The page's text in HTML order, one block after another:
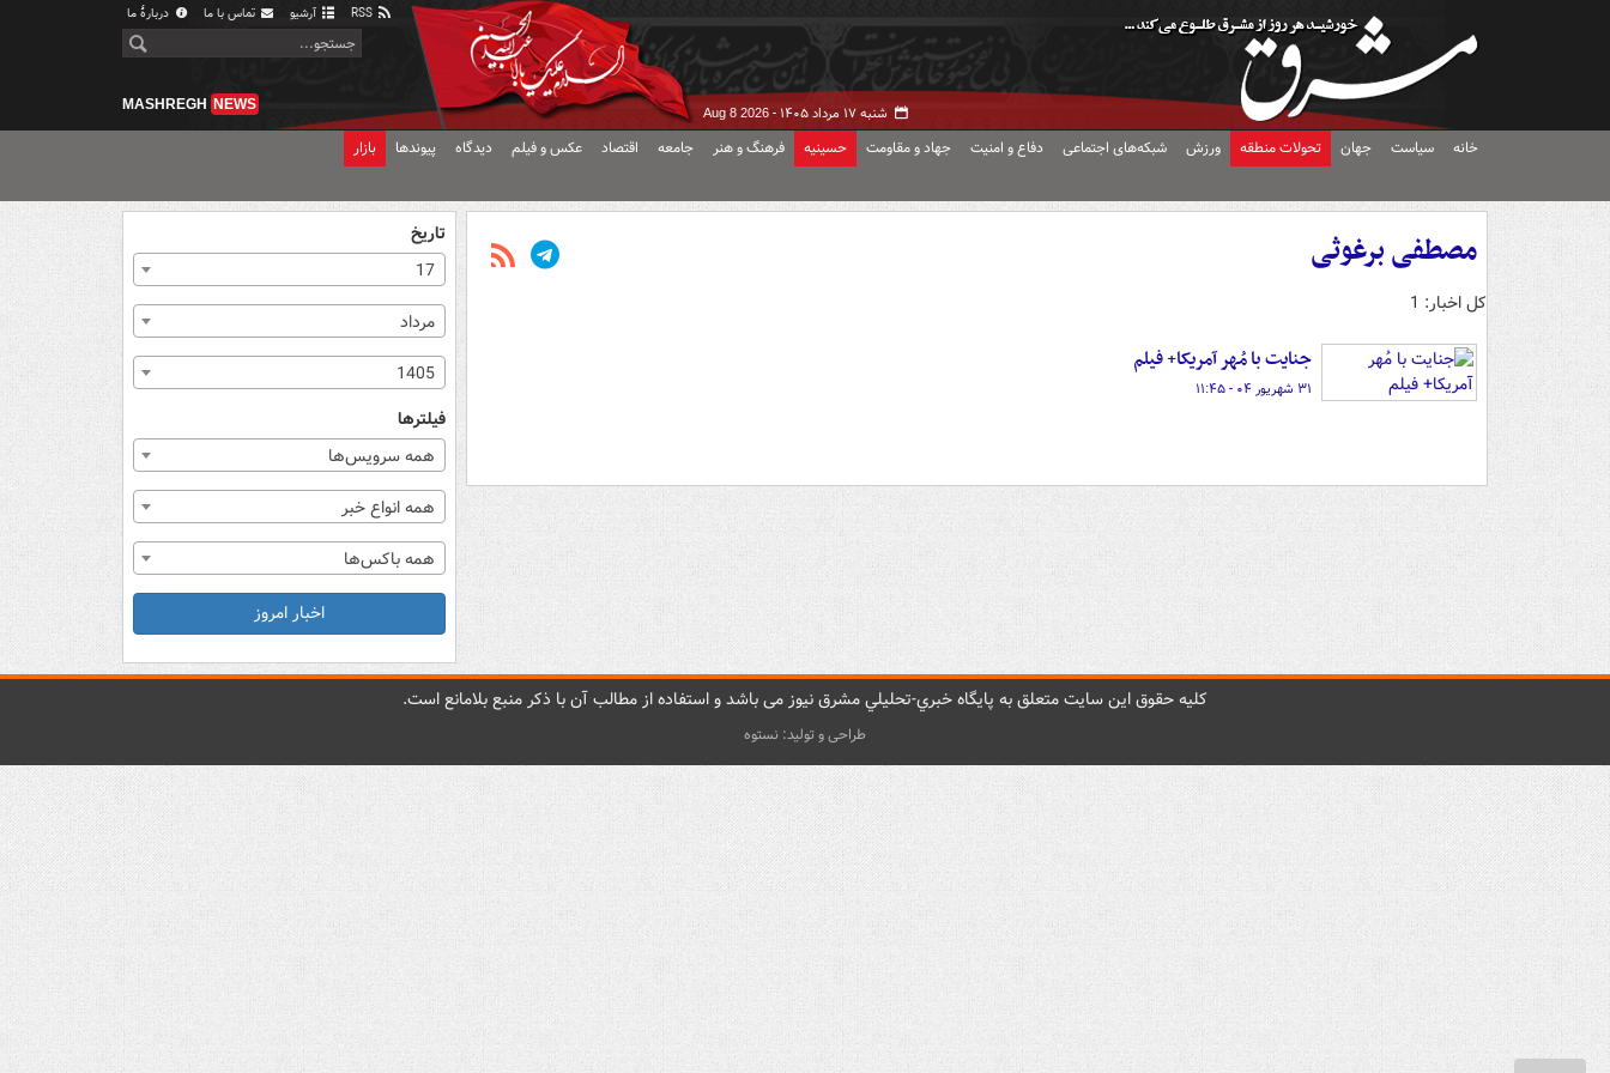
آرشیو تماس با ما دربارهٔ ما
شنبه ۱۷ مرداد ۱۴۰۵ - Aug 8 2026
MASHREGH NEWS
خانه سیاست جهان تحولات منطقه ورزش شبکه‌های اجتماعی دفاع و امنیت جهاد و مقاومت حسینیه فرهنگ و هنر جامعه اقتصاد عکس و فیلم دیدگاه پیوندها بازار
مصطفی برغوثی
کل اخبار: 1
جنایت با مُهر آمریکا+ فیلم
۳۱ شهریور ۰۴ - ۱۱:۴۵
تاریخ
17
مرداد
1405
فیلترها
همه سرویس‌ها
همه انواع خبر
همه باکس‌ها
اخبار امروز
کليه حقوق اين سايت متعلق به پایگاه خبري-تحليلي مشرق نيوز می باشد و استفاده از مطالب آن با ذکر منبع بلامانع است.
طراحی و تولید: نستوه